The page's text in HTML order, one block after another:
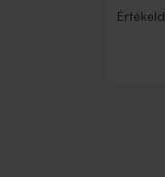
Értékeld